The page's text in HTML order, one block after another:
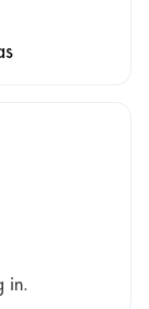
in.